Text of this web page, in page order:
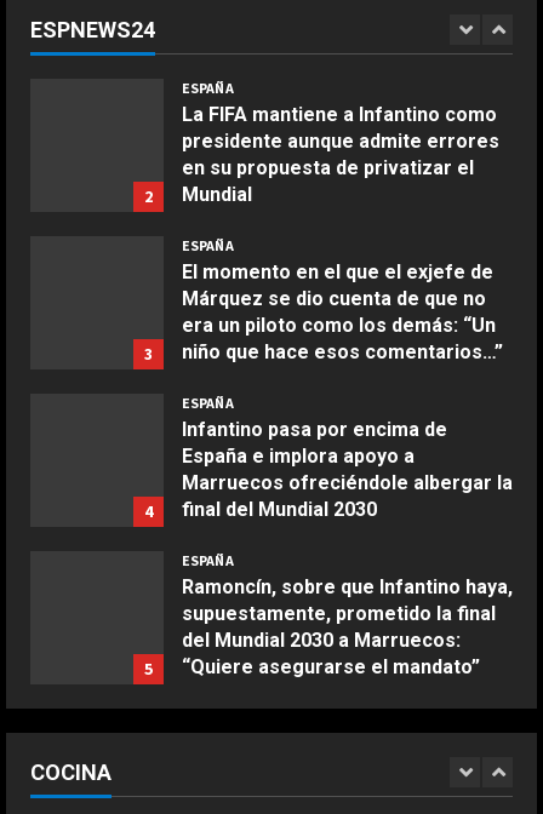
ESPNEWS24
1
Infantino de llevarla a Marruecos:
Agosto 6, 2026
2
ESPAÑA
La FIFA mantiene a Infantino como
presidente aunque admite errores
en su propuesta de privatizar el
Mundial
3
ESPAÑA
El momento en el que el exjefe de
Márquez se dio cuenta de que no
era un piloto como los demás: “Un
niño que hace esos comentarios…”
4
ESPAÑA
Infantino pasa por encima de
España e implora apoyo a
Marruecos ofreciéndole albergar la
final del Mundial 2030
5
ESPAÑA
Ramoncín, sobre que Infantino haya,
supuestamente, prometido la final
del Mundial 2030 a Marruecos:
“Quiere asegurarse el mandato”
final del Mundial 2030 se juegue en
España ante la intención de
COCINA
Ensalada de espinacas deliciosa
Boquerones fritos en freidora de
aire
Aprile 24, 2026
Buñuelos de alcachofas
Aprile 5, 2026
Ternera guisada con senderuelas
Marzo 20, 2026
Ensalada de habas y alcachofas con
langostinos
DEPORTES